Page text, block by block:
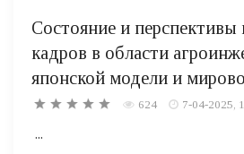
Состояние и перспективы
кадров в области
японской модели и
624 7-04-2025,
...